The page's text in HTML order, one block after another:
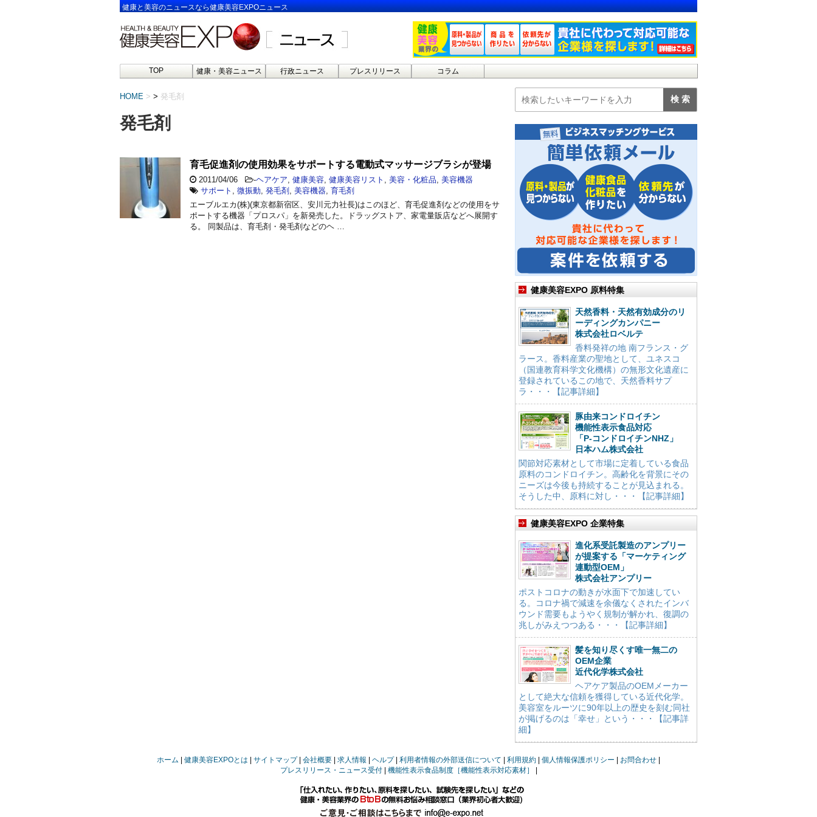
健康と美容のニュースなら健康美容EXPOニュース
TOP 健康・美容ニュース 行政ニュース プレスリリース コラム
HOME > 発毛剤
発毛剤
育毛促進剤の使用効果をサポートする電動式マッサージブラシが登場
2011/04/06 -ヘアケア 健康美容 健康美容リスト 美容・化粧品 美容機器
サポート
微振動 発毛剤 美容機器 育毛剤
エーブルエカ(株)(東京都新宿区、安川元力社長)はこのほど、育毛促進剤などの使用をサ
ポートする機器「プロスパ」を新発売した。ドラッグストア、家電量販店などへ展開す
る。 同製品は、育毛剤・発毛剤などのヘ …
健康美容EXPO 原料特集
天然香料・天然有効成分のリ
ーディングカンパニー
株式会社ロベルテ
香料発祥の地 南フランス・グ
ラース。香料産業の聖地として、ユネスコ
（国連教育科学文化機構）の無形文化遺産に
登録されているこの地で、天然香料サプ
ラ・・・【記事詳細】
豚由来コンドロイチン
機能性表示食品対応
「P-コンドロイチンNHZ」
日本ハム株式会社
関節対応素材として市場に定着している食品
原料のコンドロイチン。高齢化を背景にその
ニーズは今後も持続することが見込まれる。
そうした中、原料に対し・・・【記事詳細】
健康美容EXPO 企業特集
進化系受託製造のアンプリー
が提案する「マーケティング
連動型OEM」
株式会社アンプリー
ポストコロナの動きが水面下で加速してい
る。コロナ禍で減速を余儀なくされたインバ
ウンド需要もようやく規制が解かれ、復調の
兆しがみえつつある・・・【記事詳細】
髪を知り尽くす唯一無二の
OEM企業
近代化学株式会社
ヘアケア製品のOEMメーカー
として絶大な信頼を獲得している近代化学。
美容室をルーツに90年以上の歴史を刻む同社
が掲げるのは「幸せ」という・・・【記事詳
細】
ホーム 健康美容EXPOとは サイトマップ 会社概要 求人情報 ヘルプ 利用者情報の外部送信について 利用規約 個人情報保護ポリシー
お問合わせ
プレスリリース・ニュース受付
機能性表示食品制度［機能性表示対応素材］